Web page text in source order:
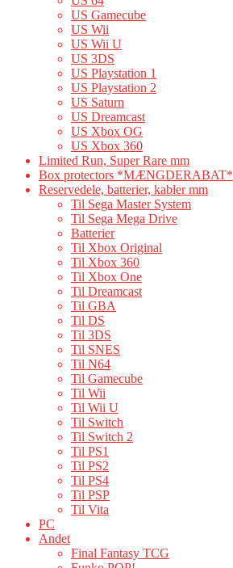
US Gamecube
US Wii
US Wii U
US 3DS
US Playstation 1
US Playstation 2
US Saturn
US Dreamcast
US Xbox OG
US Xbox 360
Limited Run, Super Rare mm
Box protectors *MÆNGDERABAT*
Reservedele, batterier, kabler mm
Til Sega Master System
Til Sega Mega Drive
Batterier
Til Xbox Original
Til Xbox 360
Til Xbox One
Til Dreamcast
Til GBA
Til DS
Til 3DS
Til SNES
Til N64
Til Gamecube
Til Wii
Til Wii U
Til Switch
Til Switch 2
Til PS1
Til PS2
Til PS4
Til PSP
Til Vita
PC
Andet
Final Fantasy TCG